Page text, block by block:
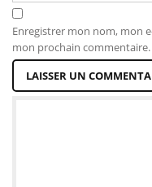
Enregistrer mon nom, mon
mon prochain commentaire.